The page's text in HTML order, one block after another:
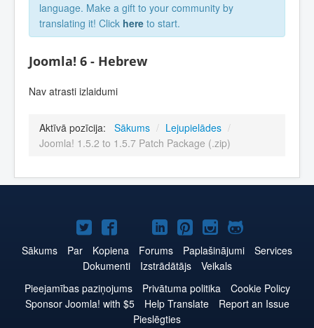
language. Make a gift to your community by
translating it! Click here to start.
Joomla! 6 - Hebrew
Nav atrasti izlaidumi
Aktīvā pozīcija: Sākums / Lejupielādes /
Joomla! 1.5.2 to 1.5.7 Patch Package (.zip)
Joomla!
Twitter
Joomla!
Facebook
Joomla!
YouTube
Joomla!
LinkedIn
Joomla!
Pinterest
Joomla!
Instagram
Joomla!
GitHub
Sākums Par Kopiena Forums Paplašinājumi
Services
Dokumenti
Izstrādātājs
Veikals
Pieejamības paziņojums
Privātuma politika
Cookie Policy
Sponsor Joomla! with $5
Help Translate
Report an Issue
Pieslēgties